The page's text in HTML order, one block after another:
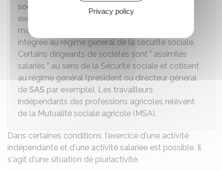
sociale des indépendants
(cela concerne par
exemple l'entrepreneur individuel ou le gérant
majoriraire d'une
intégrée au régime général de la sécurité sociale.
Certains dirigeants de sociétés sont " assimilés
salariés " au sens de la Sécurité sociale et cotisent
au régime général (président ou directeur général
de SAS par exemple). Les travailleurs
indépendants des professions agricoles relèvent
de la Mutualité sociale agricole (MSA).
Dans certaines conditions, l'exercice d'une activité
indépendante et d'une activité salariée est possible. Il
s'agit d'une situation de pluriactivité.
Privacy policy